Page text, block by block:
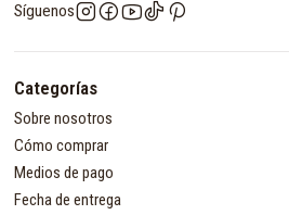
Síguenos
Categorías
Sobre nosotros
Cómo comprar
Medios de pago
Fecha de entrega